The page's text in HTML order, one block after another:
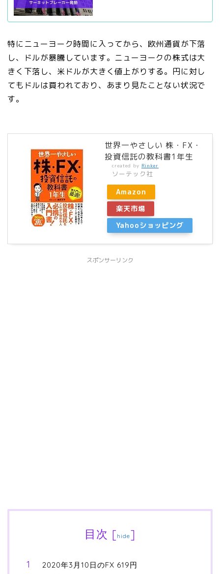
特にニューヨーク時間に入ってから、欧州通貨が下落
し、ドルが暴騰しています。ニューヨークの株式は大
きく下落し、米ドルが大きく値上がりする。円に対し
てもドルは買われており、あまり見たことない状況で
す。
世界一やさしい 株・FX・
投資信託の教科書1年生
created by Rinker
ソーテック社
Amazon
楽天市場
Yahooショッピング
スポンサーリンク
目次 [hide]
2020年3月10日のFX 619円